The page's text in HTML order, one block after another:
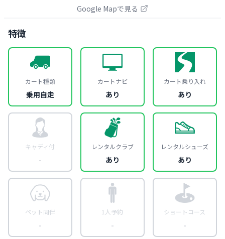
Google Mapで見る
特徴
カート種類
乗用自走
カートナビ
あり
カート乗り入れ
あり
キャディ付
-
レンタルクラブ
あり
レンタルシューズ
あり
ペット同伴
-
1人予約
-
ショートコース
-